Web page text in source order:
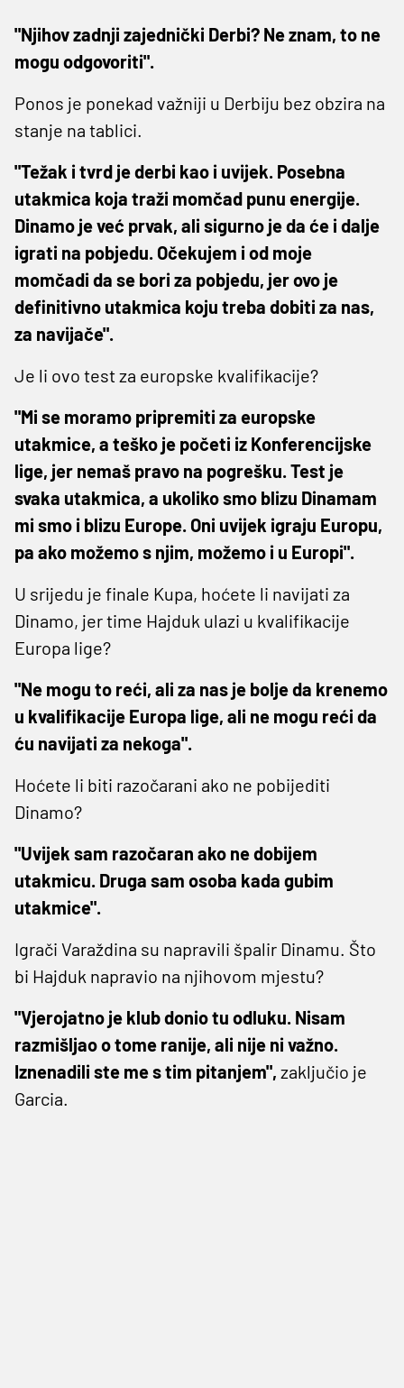
"Njihov zadnji zajednički Derbi? Ne znam, to ne
mogu odgovoriti".
Ponos je ponekad važniji u Derbiju bez obzira na
stanje na tablici.
"Težak i tvrd je derbi kao i uvijek. Posebna
utakmica koja traži momčad punu energije.
Dinamo je već prvak, ali sigurno je da će i dalje
igrati na pobjedu. Očekujem i od moje
momčadi da se bori za pobjedu, jer ovo je
definitivno utakmica koju treba dobiti za nas,
za navijače".
Je li ovo test za europske kvalifikacije?
"Mi se moramo pripremiti za europske
utakmice, a teško je početi iz Konferencijske
lige, jer nemaš pravo na pogrešku. Test je
svaka utakmica, a ukoliko smo blizu Dinamam
mi smo i blizu Europe. Oni uvijek igraju Europu,
pa ako možemo s njim, možemo i u Europi".
U srijedu je finale Kupa, hoćete li navijati za
Dinamo, jer time Hajduk ulazi u kvalifikacije
Europa lige?
"Ne mogu to reći, ali za nas je bolje da krenemo
u kvalifikacije Europa lige, ali ne mogu reći da
ću navijati za nekoga".
Hoćete li biti razočarani ako ne pobijediti
Dinamo?
"Uvijek sam razočaran ako ne dobijem
utakmicu. Druga sam osoba kada gubim
utakmice".
Igrači Varaždina su napravili špalir Dinamu. Što
bi Hajduk napravio na njihovom mjestu?
"Vjerojatno je klub donio tu odluku. Nisam
razmišljao o tome ranije, ali nije ni važno.
Iznenadili ste me s tim pitanjem", zaključio je
Garcia.